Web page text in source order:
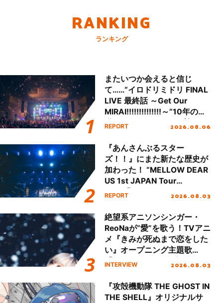
RANKING
ランキング
またいつか会えると信じ
て……“イロドリミドリ FINAL
LIVE 最終話 ～Get Our
MIRAI!!!!!!!!!!!!!!～”10年の活
動を経てファイナルを迎える
REPORT 2026.08.06
『あんさんぶるスター
ズ！！』にまた新たな歴史が
加わった！ “MELLOW DEAR
US 1st JAPAN Tour
Final「NICE to meet YOU
ート!!
REPORT 2026.08.03
絶望系アニソンシンガー・
ReoNaが“愛”を歌う！TVアニ
メ『きみが死ぬまで恋をした
い』オープニング主題歌
「Amore」インタビュー
INTERVIEW 2026.08.03
『攻殻機動隊 THE GHOST IN
THE SHELL』オリジナルサ